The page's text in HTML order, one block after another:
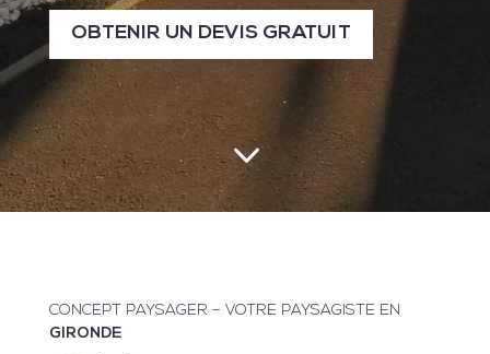
OBTENIR UN DEVIS GRATUIT
3
CONCEPT PAYSAGER – VOTRE PAYSAGISTE EN
GIRONDE